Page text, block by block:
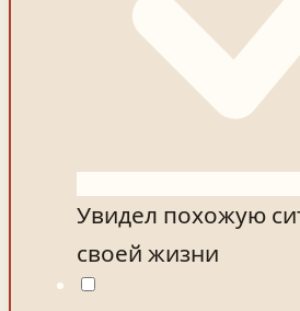
Увидел похожую
своей жизни